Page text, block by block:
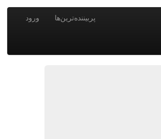
پربیننده‌ترین‌ها ورود